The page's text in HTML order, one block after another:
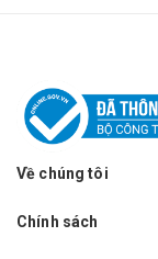
Về chúng tôi
Chính sách